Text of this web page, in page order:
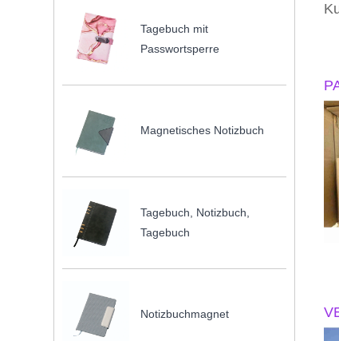
Tagebuch mit
Passwortsperre
Magnetisches Notizbuch
Tagebuch, Notizbuch,
Tagebuch
Notizbuchmagnet